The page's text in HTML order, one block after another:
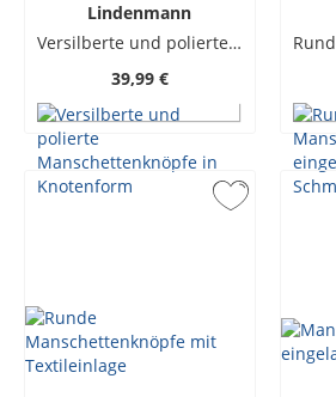
Lindenmann
Versilberte und polierte Manschettenknöpfe in Knotenform
39,99 €